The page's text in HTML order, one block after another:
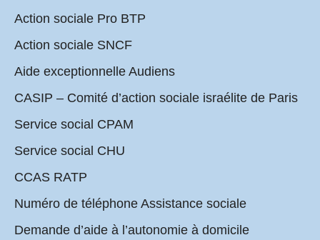
Action sociale Pro BTP
Action sociale SNCF
Aide exceptionnelle Audiens
CASIP – Comité d’action sociale israélite de Paris
Service social CPAM
Service social CHU
CCAS RATP
Numéro de téléphone Assistance sociale
Demande d’aide à l’autonomie à domicile